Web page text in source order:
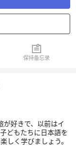
保持备忘录
が好きで、以前はイ
どもたちに日本語を
しく学びましょう。